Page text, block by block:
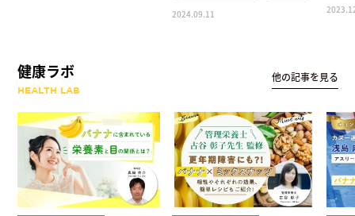
2024.09.11
健康ラボ
HEALTH LAB
他の記事を見る